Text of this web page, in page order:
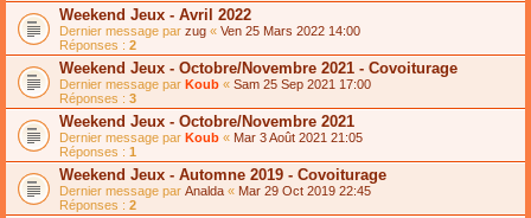
Weekend Jeux - Avril 2022
Dernier message par zug « Ven 25 Mars 2022 14:00
Réponses : 2
Weekend Jeux - Octobre/Novembre 2021 - Covoiturage
Dernier message par Koub « Sam 25 Sep 2021 17:00
Réponses : 3
Weekend Jeux - Octobre/Novembre 2021
Dernier message par Koub « Mar 3 Août 2021 21:05
Réponses : 1
Weekend Jeux - Automne 2019 - Covoiturage
Dernier message par Analda « Mar 29 Oct 2019 22:45
Réponses : 2